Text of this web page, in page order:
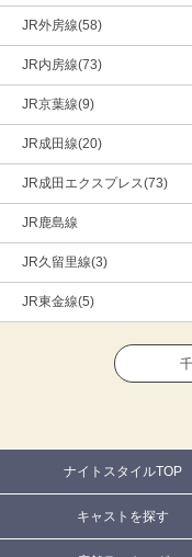
JR外房線(58)
JR内房線(73)
JR京葉線(9)
JR成田線(20)
JR成田エクスプレス(73)
JR鹿島線
JR久留里線(3)
JR東金線(5)
ナイトスタイルTOP
キャストを探す